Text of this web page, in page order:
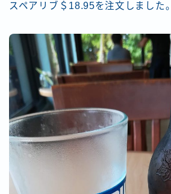
スペアリブ＄18.95を注文しました。